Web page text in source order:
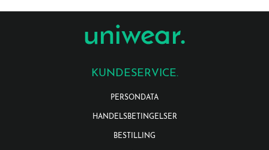
KUNDESERVICE.
PERSONDATA
HANDELSBETINGELSER
BESTILLING